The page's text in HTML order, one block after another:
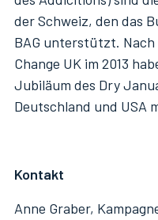
der Schweiz, den das
BAG unterstützt.
Change UK im 2013
Jubiläum des Dry
Deutschland und USA
Kontakt
Anne Graber,